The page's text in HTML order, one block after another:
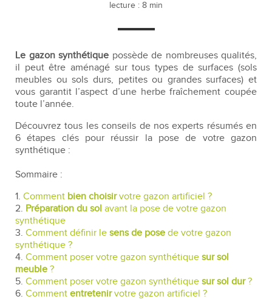
lecture : 8 min
Le gazon synthétique possède de nombreuses qualités,
il peut être aménagé sur tous types de surfaces (sols
meubles ou sols durs, petites ou grandes surfaces) et
vous garantit l’aspect d’une herbe fraîchement coupée
toute l’année.
Découvrez tous les conseils de nos experts résumés en
6 étapes clés pour réussir la pose de votre gazon
synthétique :
Sommaire :
1. Comment bien choisirvotre gazon artificiel ?
2. Préparation du sol avant la pose de votre gazon
synthétique
3. Comment définir le sens de pose de votre gazon
synthétique ?
4. Comment poser votre gazon synthétique sur sol
meuble ?
5. Comment poser votre gazon synthétique sur sol dur?
6. Comment entretenirvotre gazon artificiel ?